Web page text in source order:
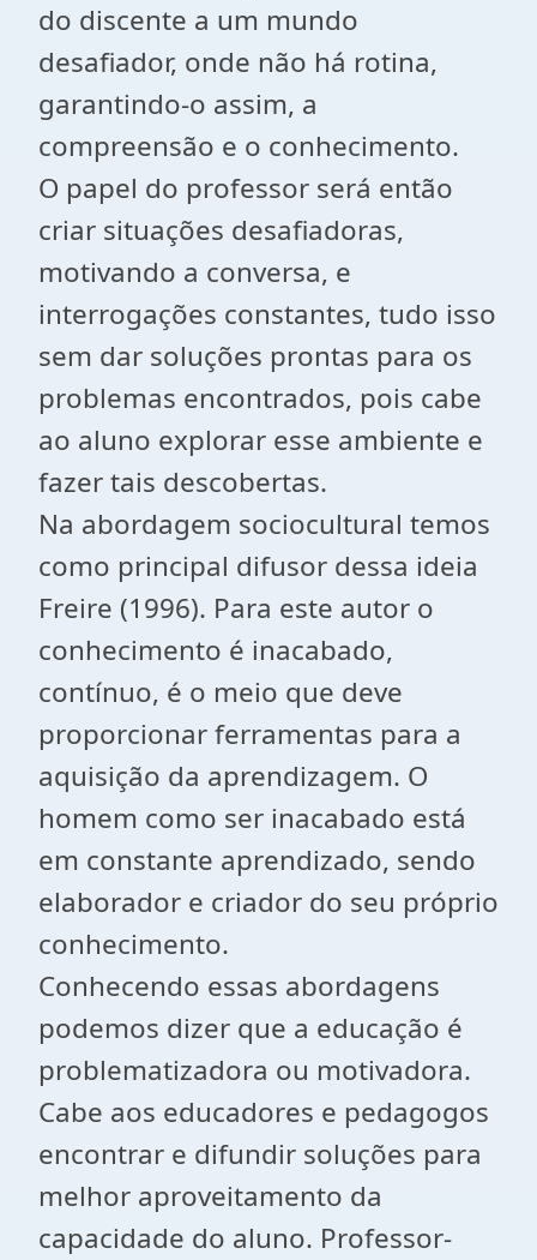
do discente a um mundo
desafiador, onde não há rotina,
garantindo-o assim, a
compreensão e o conhecimento.
O papel do professor será então
criar situações desafiadoras,
motivando a conversa, e
interrogações constantes, tudo isso
sem dar soluções prontas para os
problemas encontrados, pois cabe
ao aluno explorar esse ambiente e
fazer tais descobertas.
Na abordagem sociocultural temos
como principal difusor dessa ideia
Freire (1996). Para este autor o
conhecimento é inacabado,
contínuo, é o meio que deve
proporcionar ferramentas para a
aquisição da aprendizagem. O
homem como ser inacabado está
em constante aprendizado, sendo
elaborador e criador do seu próprio
conhecimento.
Conhecendo essas abordagens
podemos dizer que a educação é
problematizadora ou motivadora.
Cabe aos educadores e pedagogos
encontrar e difundir soluções para
melhor aproveitamento da
capacidade do aluno. Professor-